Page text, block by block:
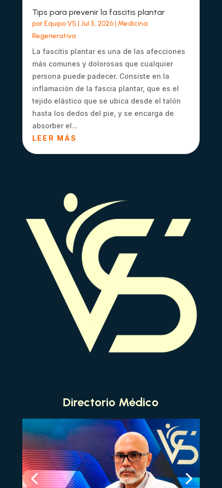
Tips para prevenir la fascitis plantar
porEquipo VS | Jul 5, 2026| Medicina
Regenerativa
La fascitis plantar es una de las afecciones
más comunes y dolorosas que cualquier
persona puede padecer. Consiste en la
inflamación de la fascia plantar, que es el
tejido elástico que se ubica desde el talón
hasta los dedos del pie, y se encarga de
absorber el...
LEER MÁS
Directorio Médico